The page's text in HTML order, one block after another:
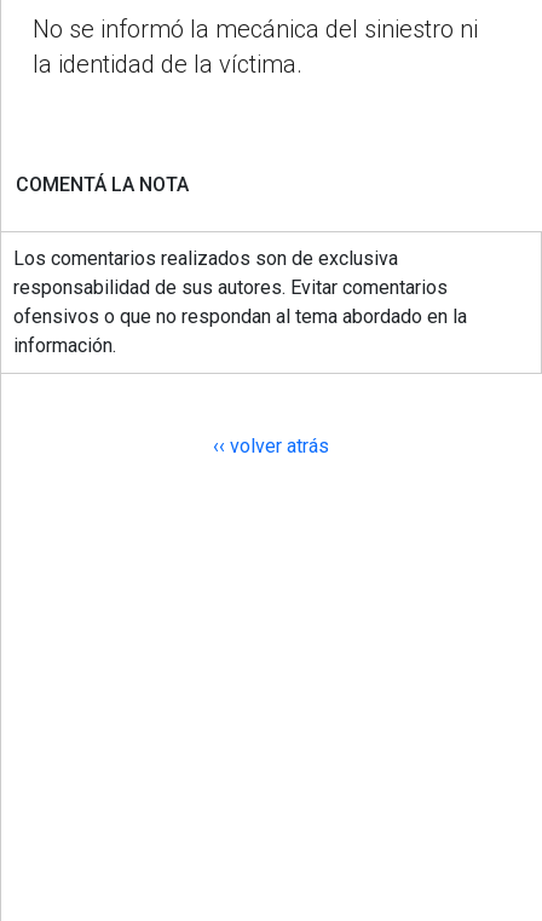
No se informó la mecánica del siniestro ni
la identidad de la víctima.
COMENTÁ LA NOTA
Los comentarios realizados son de exclusiva
responsabilidad de sus autores. Evitar comentarios
ofensivos o que no respondan al tema abordado en la
información.
‹‹ volver atrás